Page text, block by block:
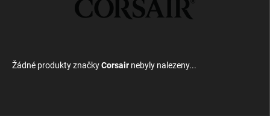
Žádné produkty značkyCorsair nebyly nalezeny...